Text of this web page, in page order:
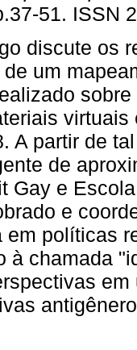
51. ISSN
discute os
um
virtuais
A partir de
de
Gay e
e
em políticas
à chamada